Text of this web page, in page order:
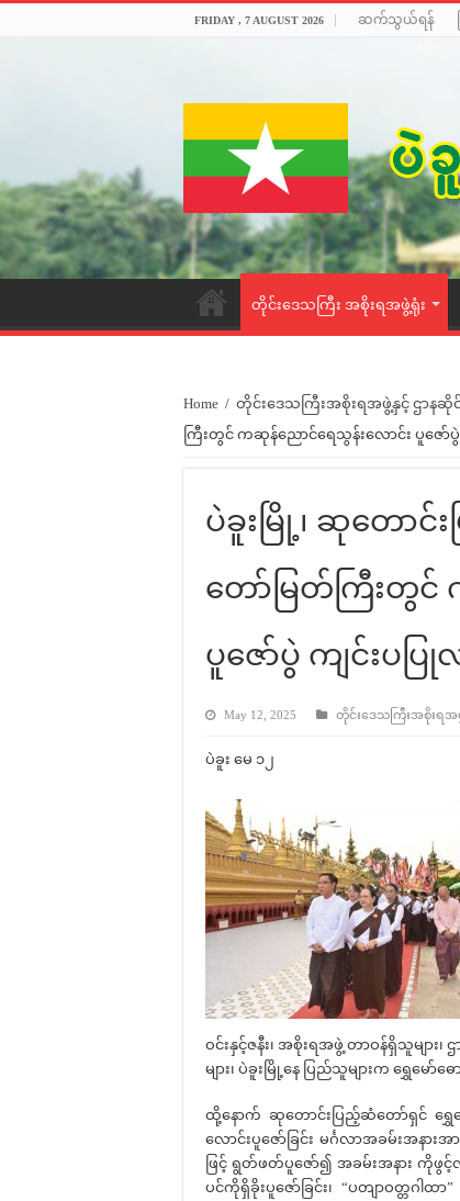
FRIDAY , 7 AUGUST 2026 ဆက်သွယ်ရန်
တိုင်းဒေသကြီး အစိုးရအဖွဲ့ရုံး
Home / တိုင်းဒေသကြီးအစိုးရအဖွဲ့နှင့် ဌာနဆိုင်ရ
ကြီးတွင် ကဆုန်ညောင်ရေသွန်းလောင်း ပူဇော်
ပဲခူးမြို့၊ ဆုတောင်
တော်မြတ်ကြီးတွင်
ပူဇော်ပွဲ ကျင်းပပြု
May 12, 2025 တိုင်းဒေသကြီးအစိုးရအဖွဲ့
ပဲခူး မေ ၁၂
ဝင်းနှင့်ဇနီး၊ အစိုးရအဖွဲ့ တာဝန်ရှိသူများ၊
များ၊ ပဲခူးမြို့နေ ပြည်သူများက ရွှေ
ထို့နောက် ဆုတောင်းပြည့်‌ဆံတော်ရှင် ရွှေ
လောင်းပူဇော်ခြင်း မင်္ဂလာအခမ်းအနားအ
ဖြင့် ရွတ်ဖတ်ပူဇော်၍ အခမ်းအနား ကိုဖွင့်
ပင်ကိုရှိခိုးပူဇော်ခြင်း၊ “ပတျာဝတ္တဂါ